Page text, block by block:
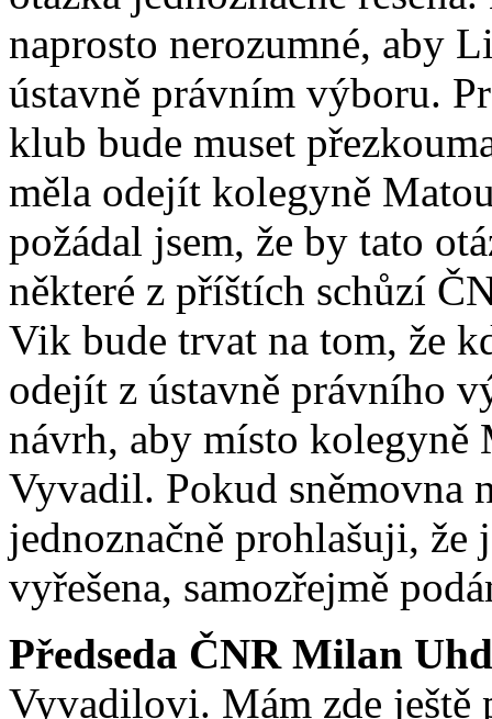
naprosto nerozumné, aby
ústavně právním výboru.
klub bude muset
měla odejít kolegyně
požádal jsem, že by tato
některé z příštích schůzí
Vik bude trvat na tom, že
odejít z ústavně právního
návrh, aby místo kolegyně
Vyvadil. Pokud sněmovna
jednoznačně prohlašuji, že
vyřešena, samozřejmě
Předseda ČNR Milan
Vyvadilovi. Mám zde ještě